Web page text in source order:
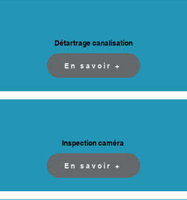
Détartrage canalisation
En savoir +
Inspection caméra
En savoir +